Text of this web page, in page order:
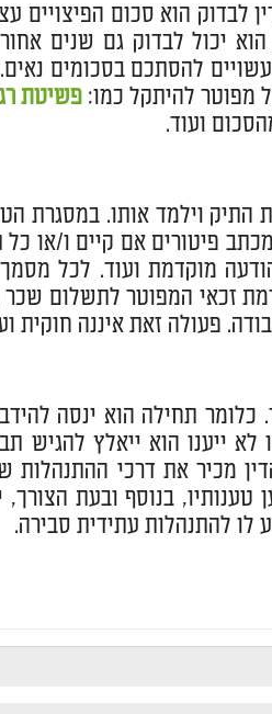
לבדוק הוא סכום
יכול לבדוק גם שנים
להסתכם בסכומים
מפוטר להיתקל כמו: פשיטת
ועוד.
התיק וילמד אותו. במסגרת
פיטורים אם קיים ו/או
מוקדמת ועוד. לכל
זכאי המפוטר לתשלום
פעולה זאת איננה חוקית
כלומר תחילה הוא ינסה
לא ייענו הוא ייאלץ להגיש
מכיר את דרכי
בנוסף ובעת
לו להתנהלות עתידית סבירה.